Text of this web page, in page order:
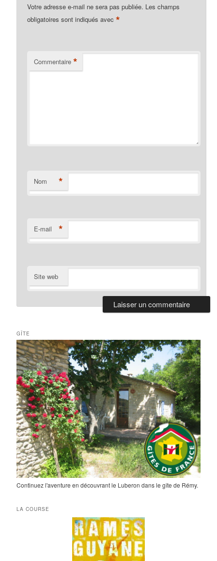
Votre adresse e-mail ne sera pas publiée. Les champs
obligatoires sont indiqués avec*
Commentaire *
Nom *
E-mail *
Site web
GÎTE
Continuez l'aventure en découvrant le Luberon dans le gîte de Rémy.
LA COURSE